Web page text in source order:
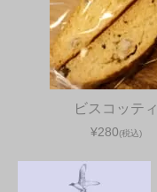
ビスコッティ
¥280(税込)